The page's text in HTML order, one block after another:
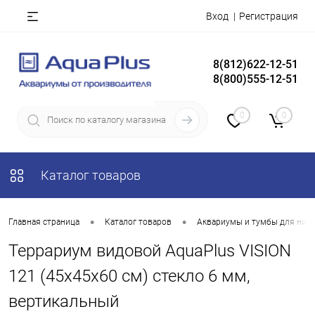
Вход Регистрация
8(812)622-12-51
8(800)555-12-51
0 0
Каталог товаров
Главная страница • Каталог товаров • Аквариумы и тумбы для них
Террариум видовой AquaPlus VISION
121 (45х45х60 см) стекло 6 мм,
вертикальный